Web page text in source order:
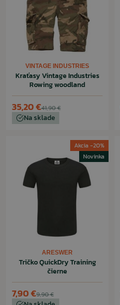
VINTAGE INDUSTRIES
Kraťasy Vintage Industries
Rowing woodland
41,90 €
35,20 €
Na sklade
Akcia -20%
Novinka
ARESWER
Tričko QuickDry Training
čierne
9,90 €
7,90 €